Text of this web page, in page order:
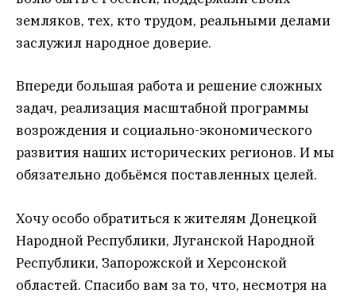
земляков, тех, кто трудом, реальными делами
заслужил народное доверие.
Впереди большая работа и решение сложных
задач, реализация масштабной программы
возрождения и социально-экономического
развития наших исторических регионов. И мы
обязательно добьёмся поставленных целей.
Хочу особо обратиться к жителям Донецкой
Народной Республики, Луганской Народной
Республики, Запорожской и Херсонской
областей. Спасибо вам за то, что, несмотря на